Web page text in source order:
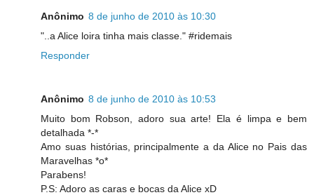
Anônimo 8 de junho de 2010 às 10:30
"..a Alice loira tinha mais classe." #ridemais
Responder
Anônimo 8 de junho de 2010 às 10:53
Muito bom Robson, adoro sua arte! Ela é limpa e bem
detalhada *-*
Amo suas histórias, principalmente a da Alice no Pais das
Maravelhas *o*
Parabens!
P.S: Adoro as caras e bocas da Alice xD